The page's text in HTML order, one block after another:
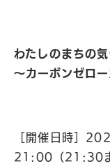
わたしのまちの
〜カーボンゼロ
［開催日時］
21:00（21:30ま